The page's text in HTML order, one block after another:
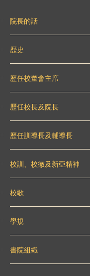
院長的話
歴史
歷任校董會主席
歷任校長及院長
歷任訓導長及輔導長
校訓、校徽及新亞精神
校歌
學規
書院組織